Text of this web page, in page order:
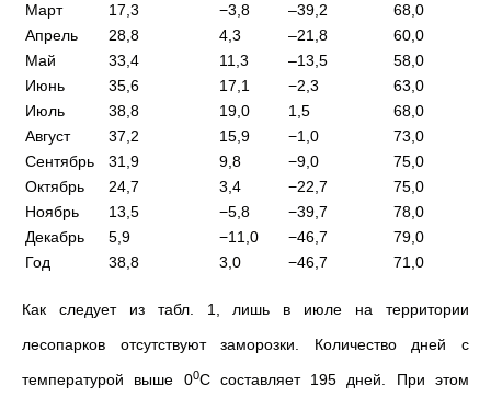
Март
17,3 −3,8 –39,2
68,0
Апрель
28,8 4,3 –21,8
60,0
Май
33,4 11,3 –13,5
58,0
Июнь
35,6 17,1 −2,3
63,0
Июль
38,8 19,0 1,5
68,0
Август
37,2 15,9 −1,0
73,0
Сентябрь
31,9 9,8 −9,0
75,0
Октябрь
24,7 3,4 −22,7
75,0
Ноябрь
13,5 −5,8 −39,7
78,0
Декабрь
5,9 −11,0 −46,7
79,0
Год
38,8 3,0 −46,7 71,0
Как следует из табл. 1, лишь в июле на территории
лесопарков отсутствуют заморозки. Количество дней с
температурой выше 00С составляет 195 дней. При этом